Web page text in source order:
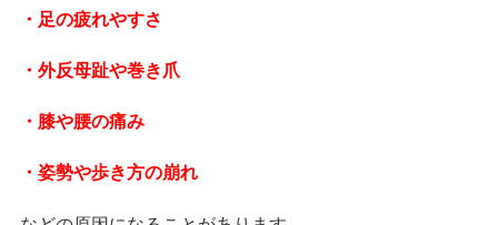
・足の疲れやすさ
・外反母趾や巻き爪
・膝や腰の痛み
・姿勢や歩き方の崩れ